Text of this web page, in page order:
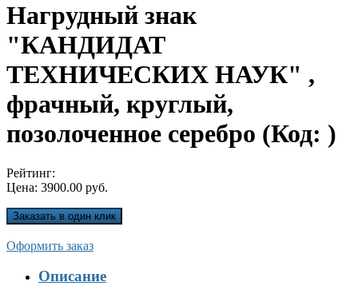
Нагрудный знак
"КАНДИДАТ
ТЕХНИЧЕСКИХ НАУК" ,
фрачный, круглый,
позолоченное серебро (Код: )
Рейтинг:
Цена: 3900.00 руб.
Оформить заказ
Описание